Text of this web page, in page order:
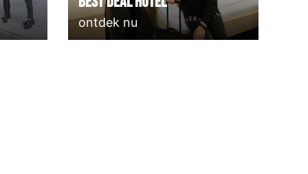
ontdek nu